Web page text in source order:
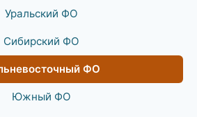
Уральский ФО
Сибирский ФО
ФО
Южный ФО